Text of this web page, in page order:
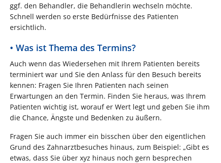
ggf. den Behandler, die Behandlerin wechseln möchte.
Schnell werden so erste Bedürfnisse des Patienten
ersichtlich.
• Was ist Thema des Termins?
Auch wenn das Wiedersehen mit Ihrem Patienten bereits
terminiert war und Sie den Anlass für den Besuch bereits
kennen: Fragen Sie Ihren Patienten nach seinen
Erwartungen an den Termin. Finden Sie heraus, was Ihrem
Patienten wichtig ist, worauf er Wert legt und geben Sie ihm
die Chance, Ängste und Bedenken zu äußern.
Fragen Sie auch immer ein bisschen über den eigentlichen
Grund des Zahnarztbesuches hinaus, zum Beispiel: „Gibt es
etwas, dass Sie über xyz hinaus noch gern besprechen